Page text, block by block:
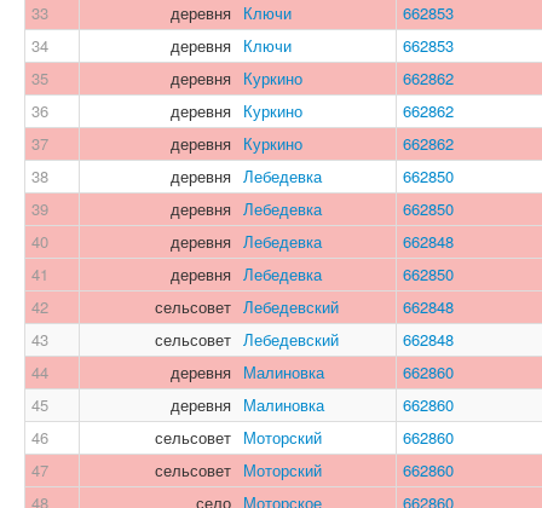
33
деревня Ключи
662853
34
деревня Ключи
662853
35
деревня Куркино
662862
36
деревня Куркино
662862
37
деревня Куркино
662862
38
деревня Лебедевка
662850
39
деревня Лебедевка
662850
40
деревня Лебедевка
662848
41
деревня Лебедевка
662850
42
сельсовет Лебедевский
662848
43
сельсовет Лебедевский
662848
44
деревня Малиновка
662860
45
деревня Малиновка
662860
46
сельсовет Моторский
662860
47
сельсовет Моторский
662860
48
село Моторское
662860